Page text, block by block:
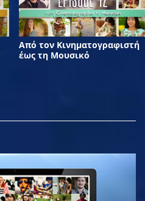
Από τον Κινηματογραφιστή
έως τη Μουσικό